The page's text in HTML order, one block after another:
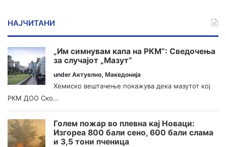
НАЈЧИТАНИ
„Им симнувам капа на РКМ“: Сведочења
за случајот „Мазут“
under Актуелно, Македонија
Хемиско вештачење покажува дека мазутот кој
РКМ ДОО Ско...
Голем пожар во плевна кај Новаци:
Изгореа 800 бали сено, 600 бали слама
и 3,5 тони пченица